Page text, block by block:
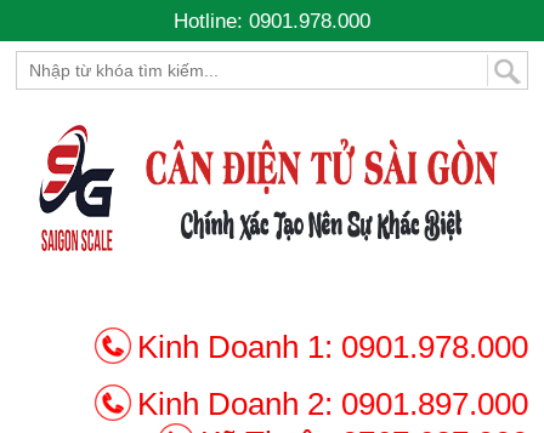
Hotline: 0901.978.000
Kinh Doanh 1: 0901.978.000
Kinh Doanh 2: 0901.897.000